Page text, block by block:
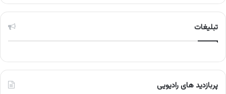
تبلیغات
پربازدید های رادیویی